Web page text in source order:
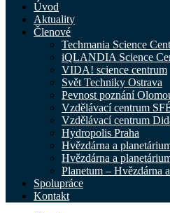
Úvod
Aktuality
Členové
Techmania Science
iQLANDIA Science
VIDA! science centrum
Svět Techniky Ostrava
Pevnost poznání
Vzdělávací centrum
Vzdělávací centrum
Hydropolis Praha
Hvězdárna a
Hvězdárna a
Planetum – Hvězdárna
Spolupráce
Kontakt